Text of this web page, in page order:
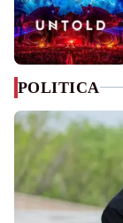
POLITICA